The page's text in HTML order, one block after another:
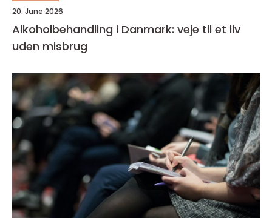
20. June 2026
Alkoholbehandling i Danmark: veje til et liv
uden misbrug